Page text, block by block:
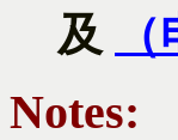
及
Notes: